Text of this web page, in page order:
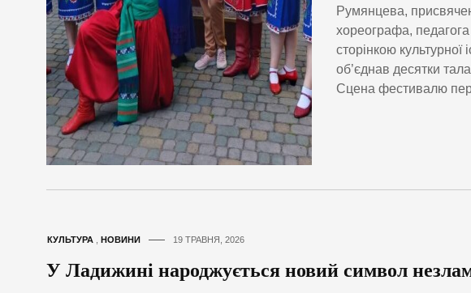
Румянцева,
хореографа,
сторінкою культурної
об’єднав десятки
Сцена фестивалю
КУЛЬТУРА НОВИНИ 19 ТРАВНЯ, 2026
У Ладижині народжується новий символ